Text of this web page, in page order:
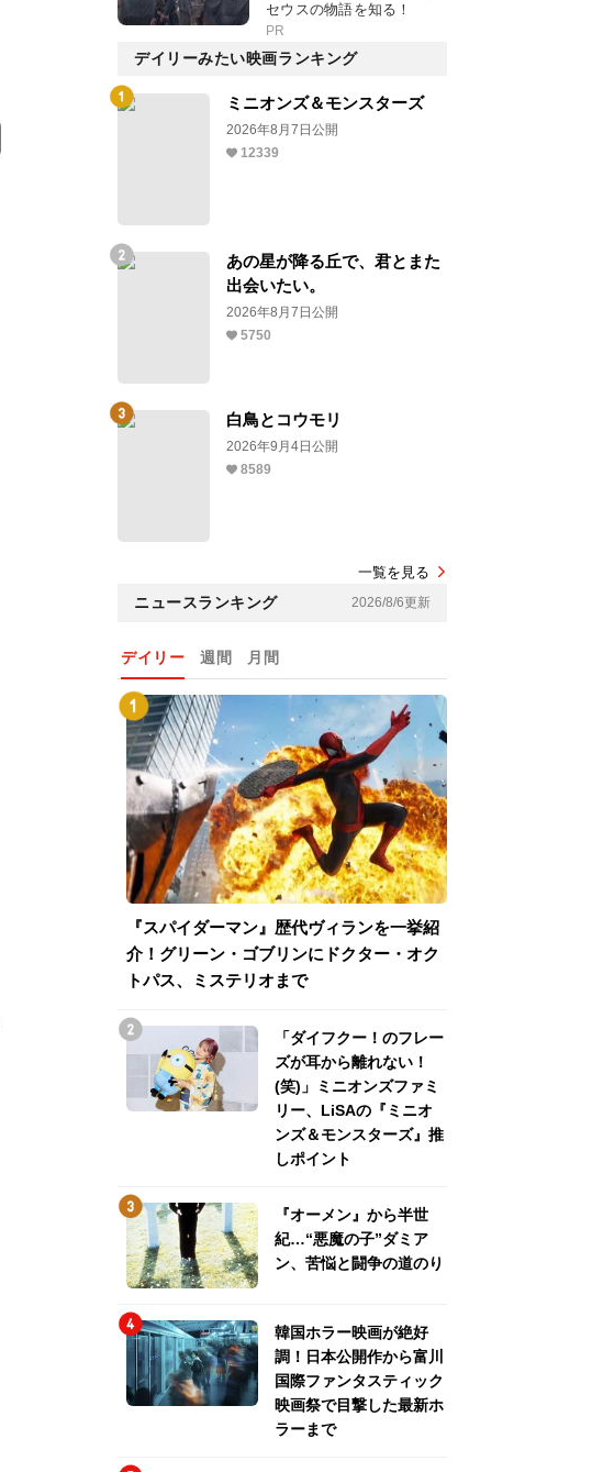
セウスの物語を知る！
PR
デイリーみたい映画ランキング
ミニオンズ＆モンスターズ
2026年8月7日公開
12339
あの星が降る丘で、君とまた
出会いたい。
2026年8月7日公開
5750
白鳥とコウモリ
2026年9月4日公開
8589
一覧を見る
ニュースランキング 2026/8/6更新
デイリー 週間 月間
『スパイダーマン』歴代ヴィランを一挙紹
介！グリーン・ゴブリンにドクター・オク
トパス、ミステリオまで
「ダイフクー！のフレー
ズが耳から離れない！
(笑)」ミニオンズファミ
リー、LiSAの『ミニオ
ンズ＆モンスターズ』推
しポイント
『オーメン』から半世
紀…“悪魔の子”ダミア
ン、苦悩と闘争の道のり
韓国ホラー映画が絶好
調！日本公開作から富川
国際ファンタスティック
映画祭で目撃した最新ホ
ラーまで